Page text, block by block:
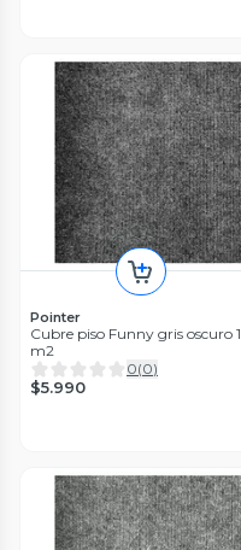
Pointer
Cubre piso Funny gris oscuro 1
m2
0(0)
$5.990